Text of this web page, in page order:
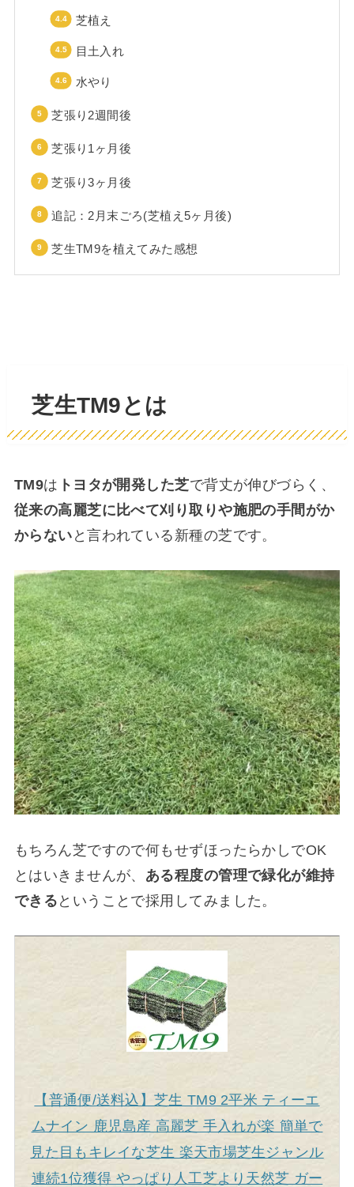
芝植え
目土入れ
水やり
芝張り2週間後
芝張り1ヶ月後
芝張り3ヶ月後
追記：2月末ごろ(芝植え5ヶ月後)
芝生TM9を植えてみた感想
芝生TM9とは
TM9は トヨタが開発した芝で背丈が伸びづらく、
従来の高麗芝に比べて刈り取りや施肥の手間がか
からない と言われている新種の芝です。
もちろん芝ですので何もせずほったらかしでOK
とはいきませんが、 ある程度の管理で緑化が維持
できる ということで採用してみました。
【普通便/送料込】芝生 TM9 2平米 ティーエ
ムナイン 鹿児島産 高麗芝 手入れが楽 簡単で
見た目もキレイな芝生 楽天市場芝生ジャンル
連続1位獲得 やっぱり人工芝より天然芝 ガー